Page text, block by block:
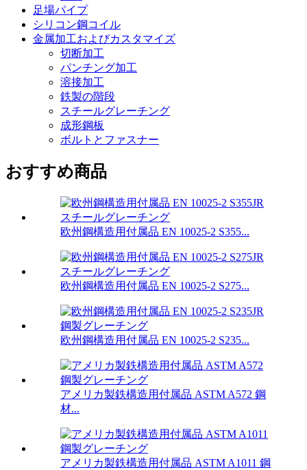
足場パイプ
シリコン鋼コイル
金属加工およびカスタマイズ
切断加工
パンチング加工
溶接加工
鉄製の階段
スチールグレーチング
成形鋼板
ボルトとファスナー
おすすめ商品
欧州鋼構造用付属品 EN 10025-2 S355...
欧州鋼構造用付属品 EN 10025-2 S275...
欧州鋼構造用付属品 EN 10025-2 S235...
アメリカ製鉄構造用付属品 ASTM A572 鋼
材...
アメリカ製鉄構造用付属品 ASTM A1011 鋼